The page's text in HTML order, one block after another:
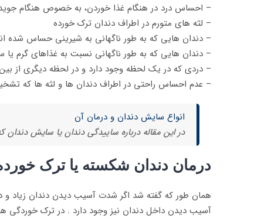
– احساس درد در هنگام غذا خوردن، به خصوص هنگام
– لثه های متورم در اطراف دندان ترک خورده
– دندان هایی که به طور ناگهانی به شیرینی حساس شده
– دندان هایی که به طور ناگهانی نسبت به غذاهای گرم
– دردی که در یک لحظه وجود دارد و در لحظه دیگری از
– عدم احساس راحتی در اطراف دندان ها و لثه ها که
انواع سایش دندان و درمان آن
در این مقاله درباره ساییدگی دندان یا سایش
درمان دندان شکسته یا ترک
همان طور که گفته شد اگر شدت آسیب دیدن دندان زیاد و
آسیب دیدن داخل دندان نیز وجود دارد . در ترک خوردگی